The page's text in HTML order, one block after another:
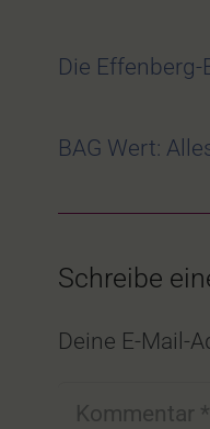
Die
BAG Wert:
Schreibe
Deine E-Mail-